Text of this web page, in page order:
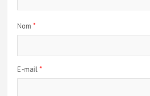
Nom *
E-mail *